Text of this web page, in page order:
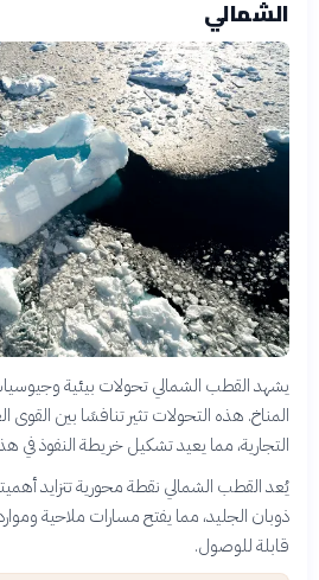
الشمالي
يشهد القطب الشمالي تحولات بيئية
المناخ. هذه التحولات تثير تنافسًا بين القوى
التجارية، مما يعيد تشكيل خريطة النفوذ في
يُعد القطب الشمالي نقطة محورية تتزايد
ذوبان الجليد، مما يفتح مسارات ملاحية
قابلة للوصول.